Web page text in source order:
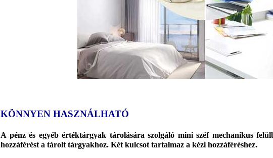
KÖNNYEN HASZNÁLHATÓ
A pénz és egyéb értéktárgyak tárolására szolgáló mini széf mechanikus
hozzáférést a tárolt tárgyakhoz. Két kulcsot tartalmaz a kézi hozzáféréshez.